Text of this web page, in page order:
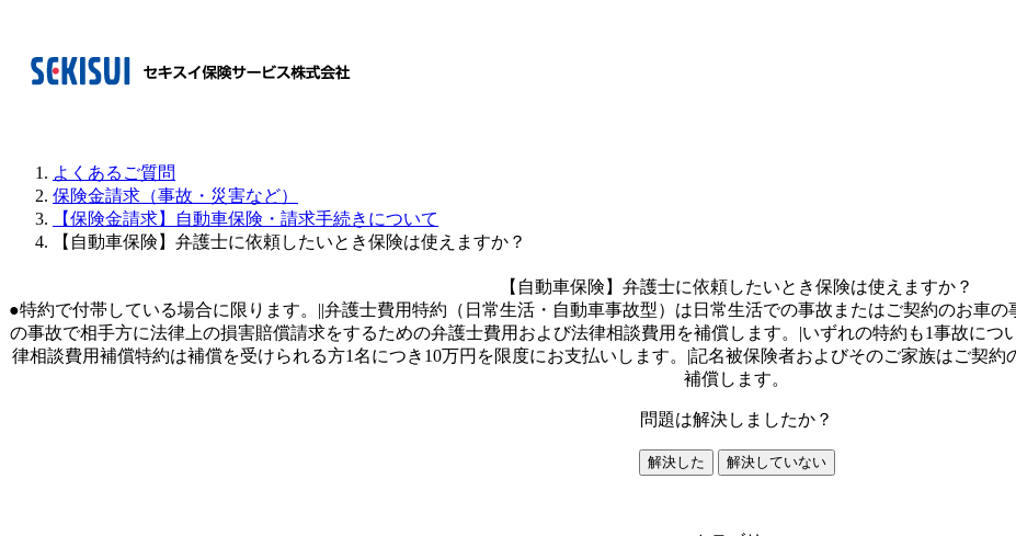
よくあるご質問
保険金請求（事故・災害など）
【保険金請求】自動車保険・請求手続きについて
【自動車保険】弁護士に依頼したいとき保険は使えますか？
【自動車保険】弁護士に依頼したいとき保険は使えますか？
●特約で付帯している場合に限ります。||弁護士費用特約（日常生活・自動車事故型）は日常生活での事故またはご契約のお車
の事故で相手方に法律上の損害賠償請求をするための弁護士費用および法律相談費用を補償します。|いずれの特約も1事故につ
律相談費用補償特約は補償を受けられる方1名につき10万円を限度にお支払いします。|記名被保険者およびそのご家族はご契
補償します。
問題は解決しましたか？
解決した 解決していない